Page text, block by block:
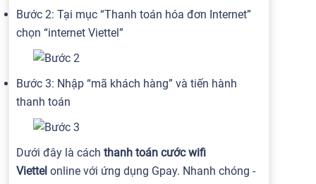
Bước 2: Tại mục “Thanh toán hóa đơn Internet”
chọn “internet Viettel”
Bước 3: Nhập “mã khách hàng” và tiến hành
thanh toán
Dưới đây là cách thanh toán cước wifi
Viettel online với ứng dụng Gpay. Nhanh chóng -